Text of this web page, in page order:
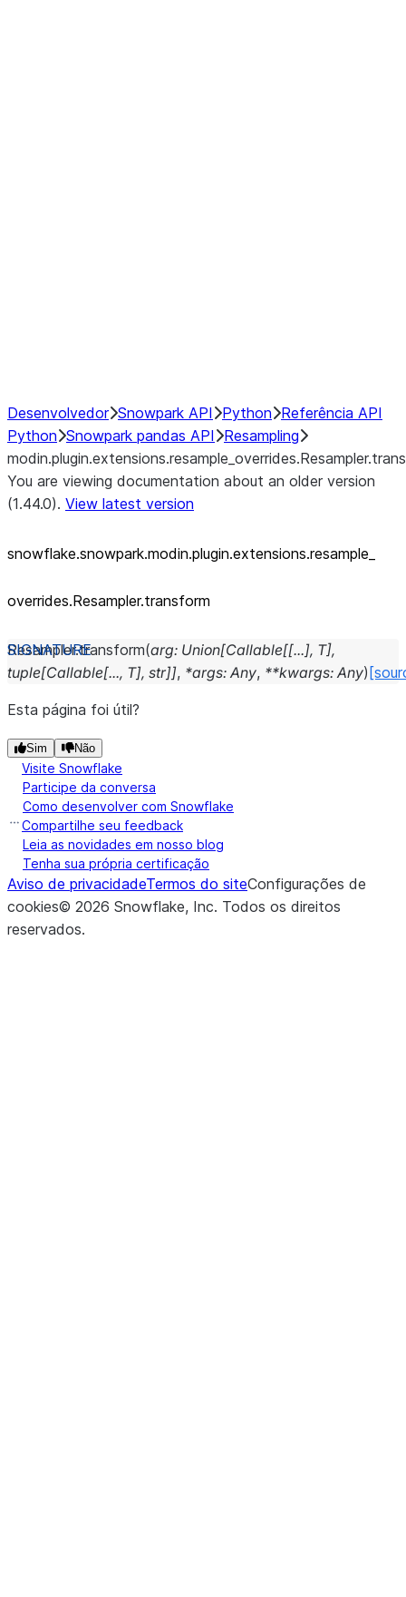
Desenvolvedor Snowpark API Python Referência API
Python Snowpark pandas API
Resampling
You are viewing documentation about an older version
(1.44.0). View latest version
snowflake.snowpark.modin.plugin.extensions.resample_
overrides.Resampler.transform
Resampler.transform(arg: Union[Callable[[...], T],
tuple[Callable[..., T], str]], *args: Any, **kwargs: Any)
Esta página foi útil?
Sim Não
Visite Snowflake
Participe da conversa
Como desenvolver com Snowflake
Compartilhe seu feedback
Leia as novidades em nosso blog
Tenha sua própria certificação
Aviso de privacidadeTermos do siteConfigurações de
cookies© 2026 Snowflake, Inc. Todos os direitos
reservados.